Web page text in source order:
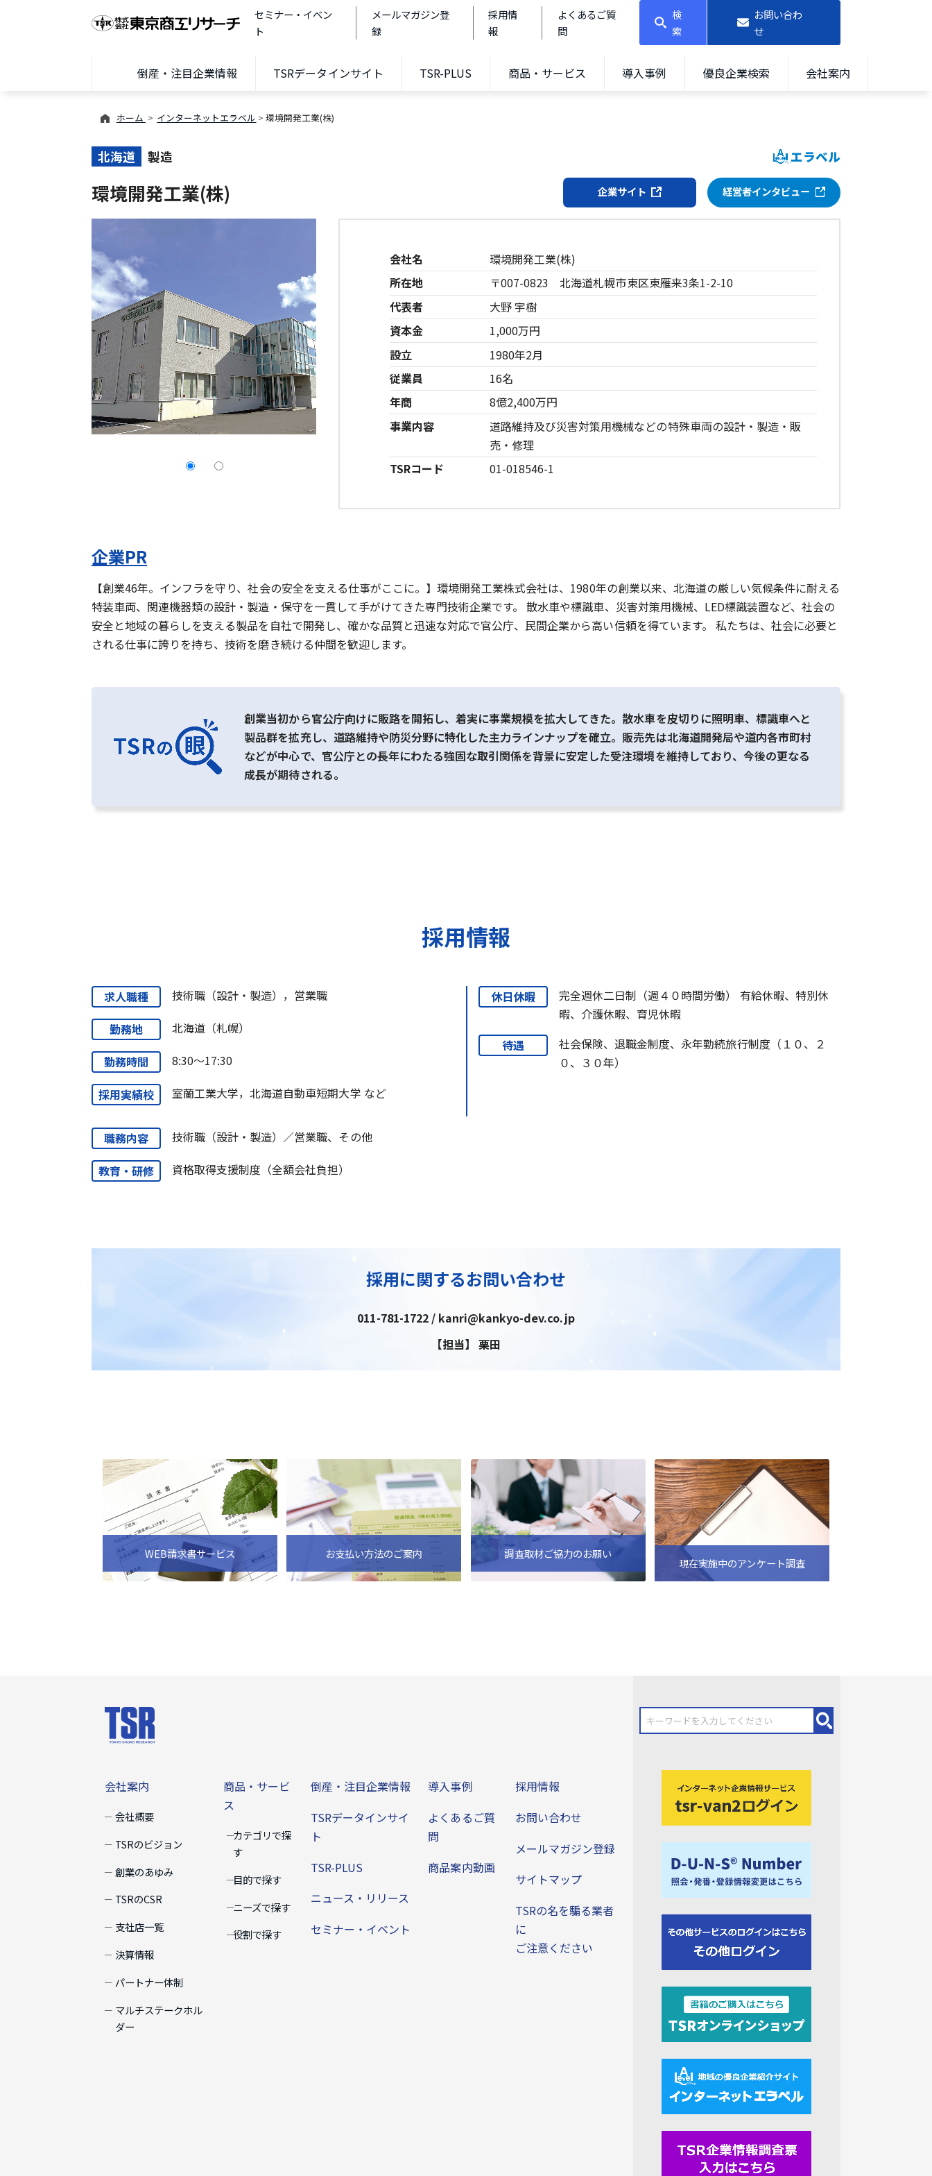
セミナー・イベン
ト
メールマガジン登
録
採用情
報
よくあるご質
問
検
索
お問い合わ
せ
倒産・注目企業情報 TSRデータインサイト TSR-PLUS 商品・サービス 導入事例 優良企業検索 会社案内
ホーム インターネットエラベル 環境開発工業(株)
北海道 製造 エラベル
環境開発工業(株) 企業サイト 経営者インタビュー
会社名
環境開発工業(株)
所在地
〒007-0823 北海道札幌市東区東雁来3条1-2-10
代表者
大野 宇樹
資本金
1,000万円
設立
1980年2月
従業員
16名
年商
8億2,400万円
事業内容
道路維持及び災害対策用機械などの特殊車両の設計・製造・販
売・修理
TSRコード
01-018546-1
企業PR
【創業46年。インフラを守り、社会の安全を支える仕事がここに。】環境開発工業株式会社は、1980年の創業以来、北海道の厳しい気候条件に耐える
特装車両、関連機器類の設計・製造・保守を一貫して手がけてきた専門技術企業です。 散水車や標識車、災害対策用機械、LED標識装置など、社会の
安全と地域の暮らしを支える製品を自社で開発し、確かな品質と迅速な対応で官公庁、民間企業から高い信頼を得ています。 私たちは、社会に必要と
される仕事に誇りを持ち、技術を磨き続ける仲間を歓迎します。
創業当初から官公庁向けに販路を開拓し、着実に事業規模を拡大してきた。散水車を皮切りに照明車、標識車へと
製品群を拡充し、道路維持や防災分野に特化した主力ラインナップを確立。販売先は北海道開発局や道内各市町村
などが中心で、官公庁との長年にわたる強固な取引関係を背景に安定した受注環境を維持しており、今後の更なる
成長が期待される。
採用情報
求人職種 技術職（設計・製造），営業職
勤務地 北海道（札幌）
勤務時間 8:30～17:30
採用実績校 室蘭工業大学，北海道自動車短期大学 など
休日休暇
完全週休二日制（週４０時間労働） 有給休暇、特別休
暇、介護休暇、育児休暇
待遇
社会保険、退職金制度、永年勤続旅行制度（１０、２
０、３０年）
職務内容 技術職（設計・製造）／営業職、その他
教育・研修 資格取得支援制度（全額会社負担）
採用に関するお問い合わせ
011-781-1722 / kanri@kankyo-dev.co.jp
【担当】 栗田
WEB請求書サービス お支払い方法のご案内 調査取材ご協力のお願い
現在実施中のアンケート調査
会社案内
会社概要
TSRのビジョン
創業のあゆみ
TSRのCSR
支社店一覧
決算情報
パートナー体制
マルチステークホル
ダー
商品・サービ
ス
カテゴリで探
す
目的で探す
ニーズで探す
役割で探す
倒産・注目企業情報
TSRデータインサイ
ト
TSR-PLUS
ニュース・リリース
セミナー・イベント
導入事例
よくあるご質
問
商品案内動画
採用情報
お問い合わせ
メールマガジン登録
サイトマップ
TSRの名を騙る業者
に
ご注意ください